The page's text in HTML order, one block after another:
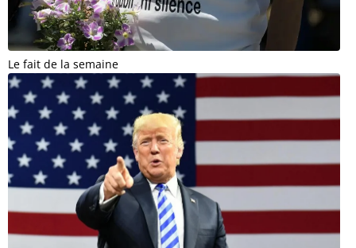
Le fait de la semaine